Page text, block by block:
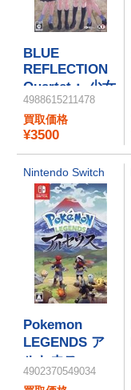
BLUE
REFLECTION
Quartet： 少女
たちのキセキ
（通常版）
4988615211478
買取価格
¥3500
Nintendo Switch
Pokemon
LEGENDS ア
ルセウス
4902370549034